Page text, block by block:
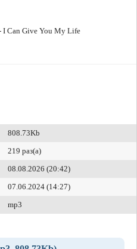
I Can Give You My Life
808.73Kb
219 раз(а)
08.08.2026 (20:42)
07.06.2024 (14:27)
mp3